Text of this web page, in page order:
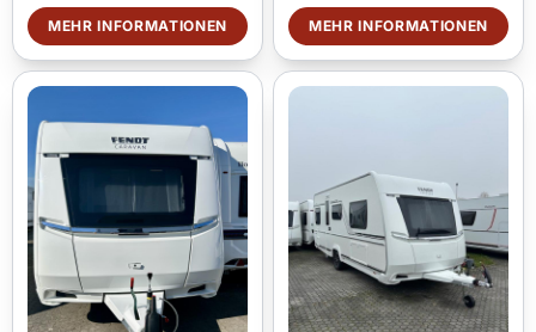
MEHR INFORMATIONEN MEHR INFORMATIONEN